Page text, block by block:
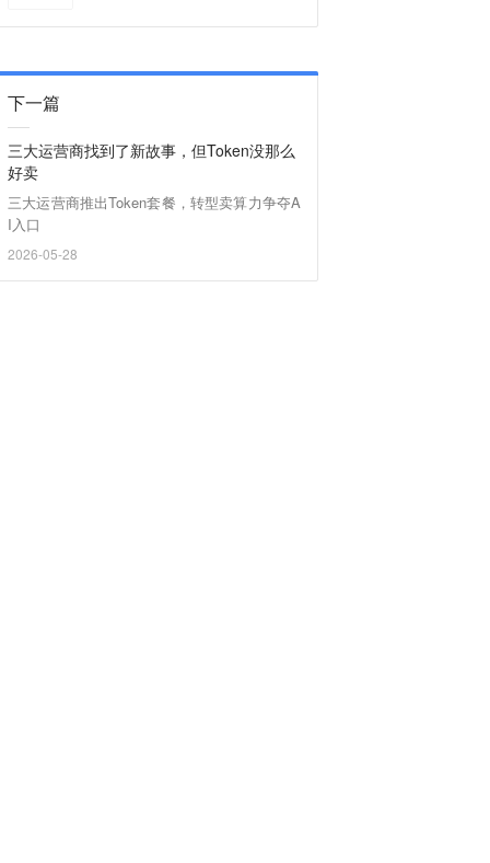
下一篇
三大运营商找到了新故事，但Token没那么
好卖
三大运营商推出Token套餐，转型卖算力争夺A
I入口
2026-05-28